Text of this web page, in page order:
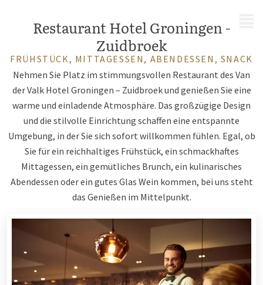
Restaurant Hotel Groningen -
Zuidbroek
FRÜHSTÜCK, MITTAGESSEN, ABENDESSEN, SNACK
Nehmen Sie Platz im stimmungsvollen Restaurant des Van
der Valk Hotel Groningen – Zuidbroek und genießen Sie eine
warme und einladende Atmosphäre. Das großzügige Design
und die stilvolle Einrichtung schaffen eine entspannte
Umgebung, in der Sie sich sofort willkommen fühlen. Egal, ob
Sie für ein reichhaltiges Frühstück, ein schmackhaftes
Mittagessen, ein gemütliches Brunch, ein kulinarisches
Abendessen oder ein gutes Glas Wein kommen, bei uns steht
das Genießen im Mittelpunkt.